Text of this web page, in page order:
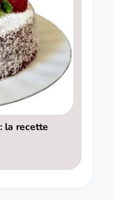
la recette